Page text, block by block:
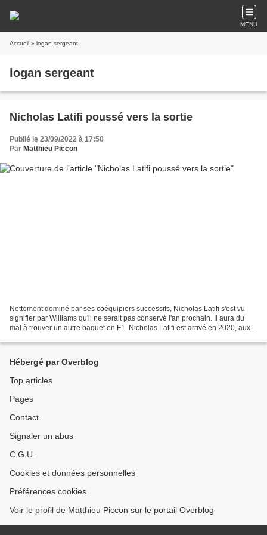
MENU
Accueil » logan sergeant
logan sergeant
Nicholas Latifi poussé vers la sortie
Publié le 23/09/2022 à 17:50
Par Matthieu Piccon
Nettement dominé par ses coéquipiers successifs, Nicholas Latifi s'est vu
signifier par Williams qu'il ne serait pas conservé l'an prochain. Il aura du
mal à trouver un autre baquet en F1. Nicholas Latifi est arrivé en 2020, aux
Hébergé par Overblog
Top articles
Pages
Contact
Signaler un abus
C.G.U.
Cookies et données personnelles
Préférences cookies
Voir le profil de Matthieu Piccon sur le portail Overblog